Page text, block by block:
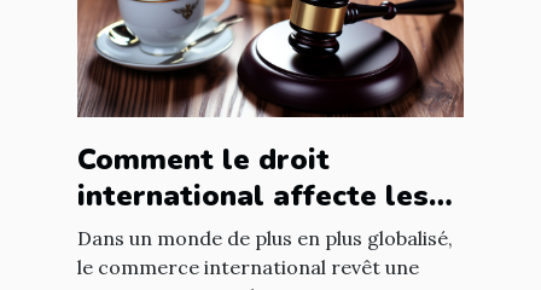
Comment le droit
international affecte les
accords commerciaux
Dans un monde de plus en plus globalisé,
le commerce international revêt une